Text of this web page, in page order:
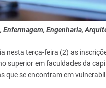
Engenharia,
nesta terça-feira (2) as
superior em faculdades da
que se encontram em